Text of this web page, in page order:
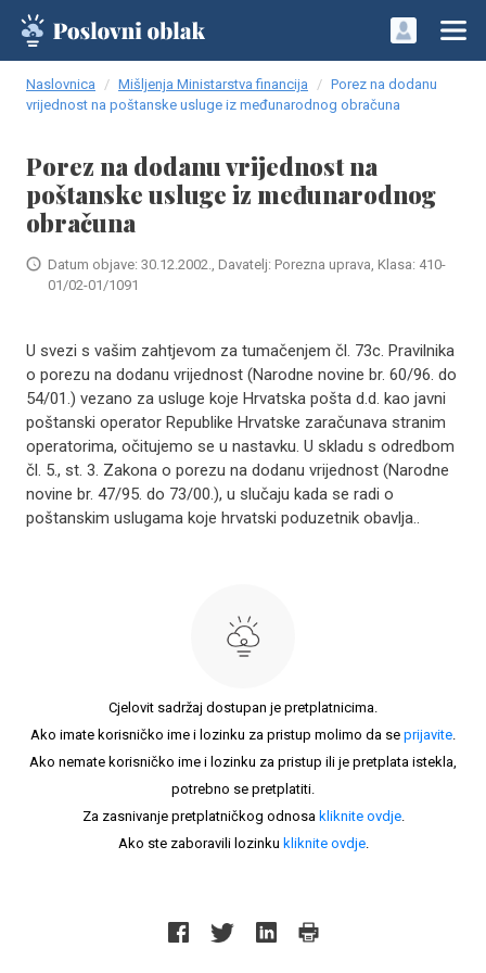
Naslovnica Mišljenja Ministarstva financija
Porez na dodanu
vrijednost na poštanske usluge iz međunarodnog obračuna
Porez na dodanu vrijednost na
poštanske usluge iz međunarodnog
obračuna
Datum objave: 30.12.2002., Davatelj: Porezna uprava, Klasa: 410-
01/02-01/1091
U svezi s vašim zahtjevom za tumačenjem čl. 73c. Pravilnika
o porezu na dodanu vrijednost (Narodne novine br. 60/96. do
54/01.) vezano za usluge koje Hrvatska pošta d.d. kao javni
poštanski operator Republike Hrvatske zaračunava stranim
operatorima, očitujemo se u nastavku. U skladu s odredbom
čl. 5., st. 3. Zakona o porezu na dodanu vrijednost (Narodne
novine br. 47/95. do 73/00.), u slučaju kada se radi o
poštanskim uslugama koje hrvatski poduzetnik obavlja..
Cjelovit sadržaj dostupan je pretplatnicima.
Ako imate korisničko ime i lozinku za pristup molimo da se prijavite.
Ako nemate korisničko ime i lozinku za pristup ili je pretplata istekla,
potrebno se pretplatiti.
Za zasnivanje pretplatničkog odnosa kliknite ovdje.
Ako ste zaboravili lozinku kliknite ovdje.